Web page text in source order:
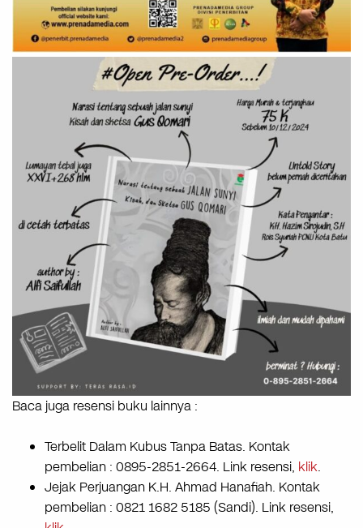
Baca juga resensi buku lainnya :
Terbelit Dalam Kubus Tanpa Batas. Kontak
pembelian : 0895-2851-2664. Link resensi, klik.
Jejak Perjuangan K.H. Ahmad Hanafiah. Kontak
pembelian : 0821 1682 5185 (Sandi). Link resensi,